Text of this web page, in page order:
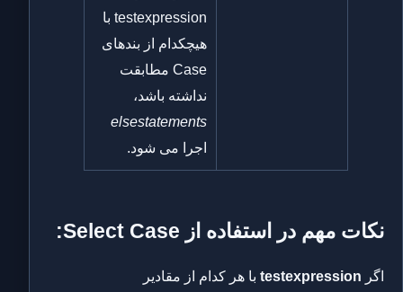
testexpression با
هیچکدام از بندهای
Case مطابقت
نداشته باشد،
elsestatements
اجرا می شود.
نکات مهم در استفاده از Select Case:
اگر testexpression با هر کدام از مقادیر